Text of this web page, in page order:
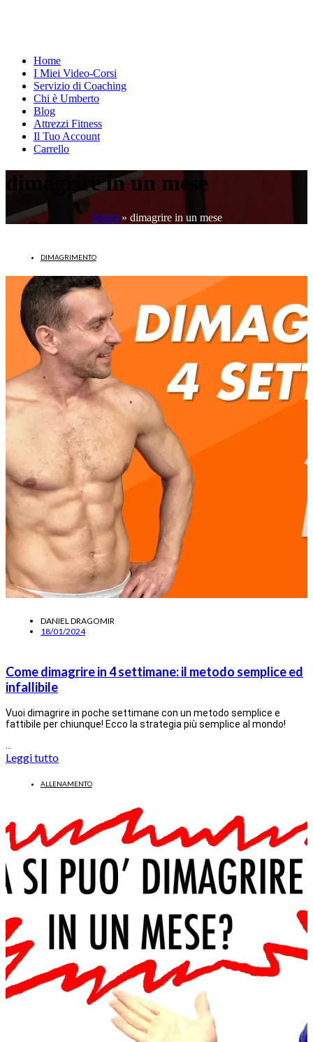
Home
I Miei Video-Corsi
Servizio di Coaching
Chi è Umberto
Blog
Attrezzi Fitness
Il Tuo Account
Carrello
dimagrire in un mese
Home» dimagrire in un mese
DIMAGRIMENTO
DANIEL DRAGOMIR
18/01/2024
Come dimagrire in 4 settimane: il metodo semplice ed
infallibile
Vuoi dimagrire in poche settimane con un metodo semplice e
fattibile per chiunque! Ecco la strategia più semplice al mondo!
Leggi tutto
ALLENAMENTO